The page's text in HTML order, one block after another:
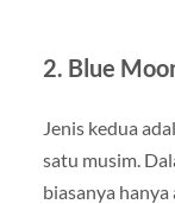
2. Blue
Jenis kedua
satu musim.
biasanya